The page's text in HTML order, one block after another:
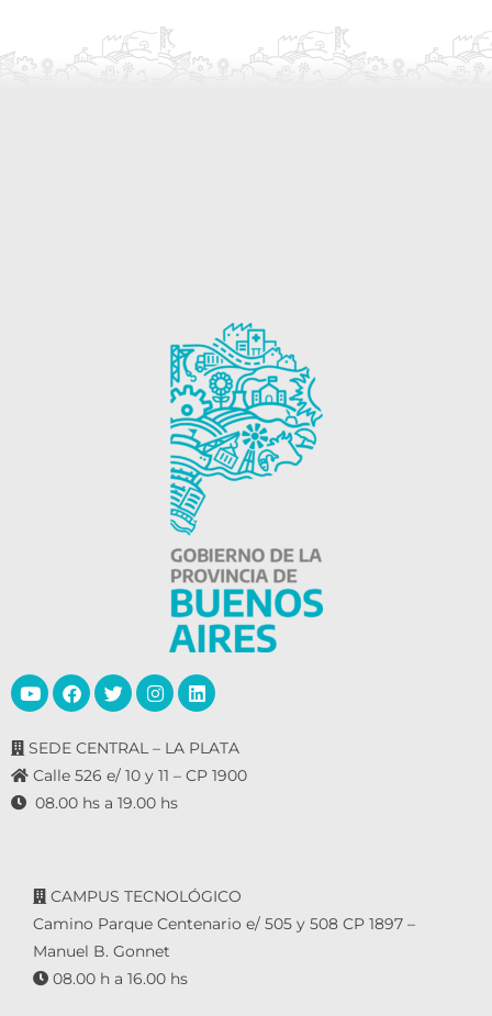
SEDE CENTRAL – LA PLATA
Calle 526 e/ 10 y 11 – CP 1900
08.00 hs a 19.00 hs
CAMPUS TECNOLÓGICO
Camino Parque Centenario e/ 505 y 508 CP 1897 –
Manuel B. Gonnet
08.00 h a 16.00 hs